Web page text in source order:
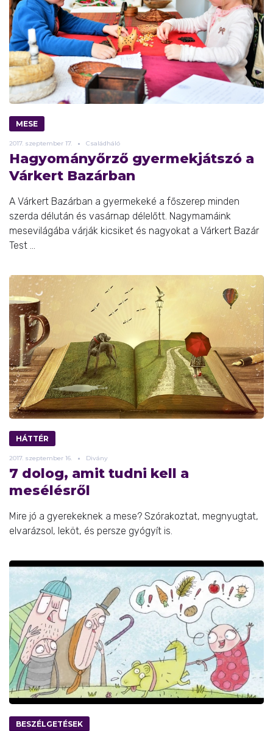
MESE
2017. szeptember 17. Családháló
Hagyományőrző gyermekjátszó a
Várkert Bazárban
A Várkert Bazárban a gyermekeké a főszerep minden
szerda délután és vasárnap délelőtt. Nagymamáink
mesevilágába várják kicsiket és nagyokat a Várkert Bazár
Test ...
HÁTTÉR
2017. szeptember 16. Divány
7 dolog, amit tudni kell a
mesélésről
Mire jó a gyerekeknek a mese? Szórakoztat, megnyugtat,
elvarázsol, leköt, és persze gyógyít is.
BESZÉLGETÉSEK